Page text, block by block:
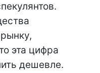
эта цифра
дешевле.